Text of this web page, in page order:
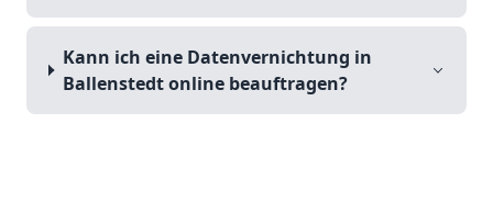
Kann ich eine Datenvernichtung in
Ballenstedt online beauftragen?